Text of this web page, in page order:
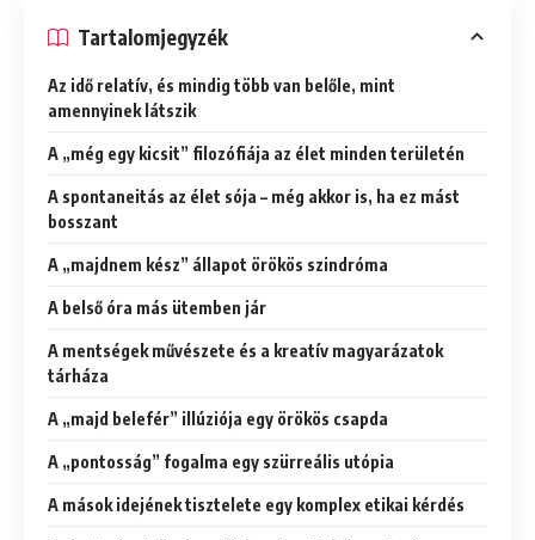
Tartalomjegyzék
Az idő relatív, és mindig több van belőle, mint
amennyinek látszik
A „még egy kicsit” filozófiája az élet minden területén
A spontaneitás az élet sója – még akkor is, ha ez mást
bosszant
A „majdnem kész” állapot örökös szindróma
A belső óra más ütemben jár
A mentségek művészete és a kreatív magyarázatok
tárháza
A „majd belefér” illúziója egy örökös csapda
A „pontosság” fogalma egy szürreális utópia
A mások idejének tisztelete egy komplex etikai kérdés